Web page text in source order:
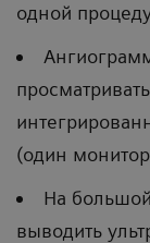
одной
(один
На
выводить